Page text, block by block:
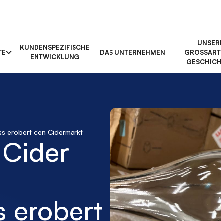
KUNDENSPEZIFISCHE
ENTWICKLUNG
DAS UNTERNEHMEN
erobert den Cidermarkt
erobert